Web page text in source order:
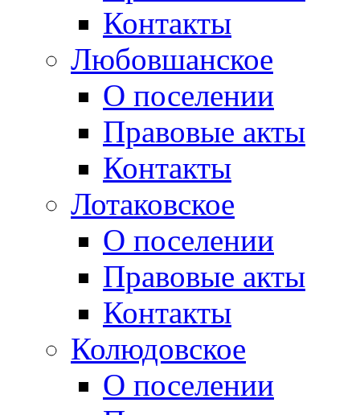
Контакты
Любовшанское
О поселении
Правовые акты
Контакты
Лотаковское
О поселении
Правовые акты
Контакты
Колюдовское
О поселении